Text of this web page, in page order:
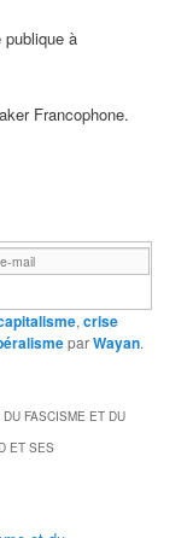
à
Francophone.
,crise
parWayan.
FASCISME ET DU
ET SES